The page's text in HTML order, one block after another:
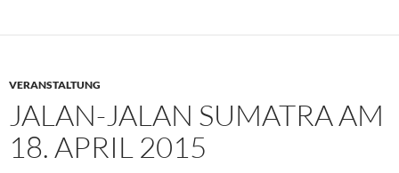
VERANSTALTUNG
JALAN-JALAN SUMATRA AM
18. APRIL 2015